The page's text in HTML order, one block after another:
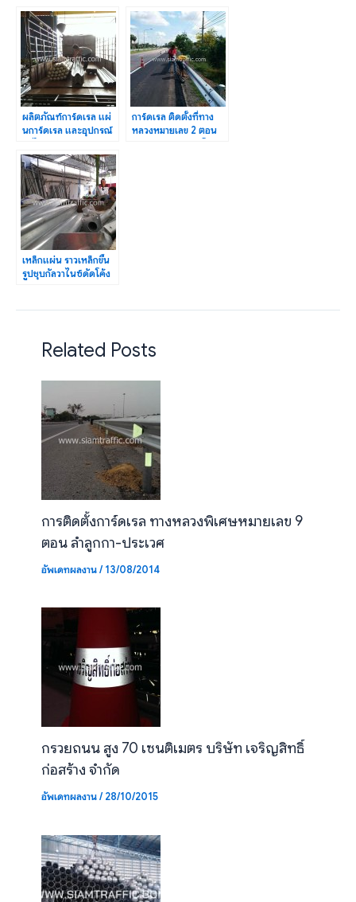
1
ผลิตภัณฑ์การ์ดเรล แผ่
นการ์ดเรล และอุปกรณ์
การ์ดเรล ติดตั้งที่ทาง
หลวงหมายเลข 2 ตอน
เหล็กแผ่น ราวเหล็กขึ้น
รูปชุบกัลวาไนซ์ดัดโค้ง
Related Posts
การติดตั้งการ์ดเรล ทางหลวงพิเศษหมายเลข 9
ตอน ลำลูกกา-ประเวศ
อัพเดทผลงาน/13/08/2014
กรวยถนน สูง 70 เซนติเมตร บริษัท เจริญสิทธิ์
ก่อสร้าง จำกัด
อัพเดทผลงาน/28/10/2015